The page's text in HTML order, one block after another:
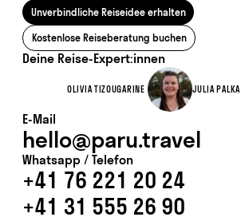
Unverbindliche Reiseidee erhalten
Kostenlose Reiseberatung buchen
Deine Reise-Expert:innen
OLIVIA TIZOUGARINE JULIA PALKA
E-Mail
hello@paru.travel
Whatsapp / Telefon
+41 76 221 20 24
+41 31 555 26 90